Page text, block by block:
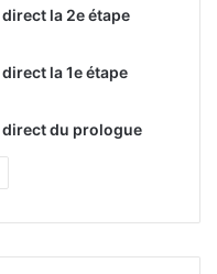
la 2e étape
la 1e étape
direct du prologue